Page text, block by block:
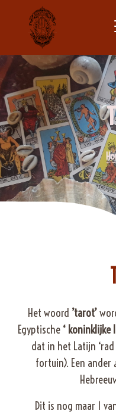
Het woord ’tarot’
Egyptische‘ koninklijke
dat in het Latijn
fortuin). Een ander
Dit is nog maar 1